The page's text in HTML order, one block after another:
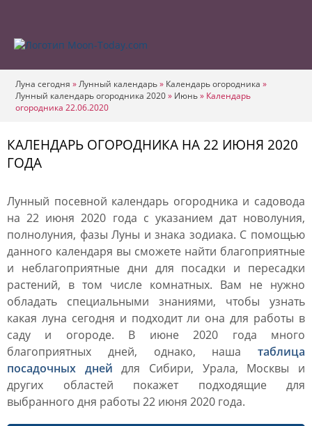
Луна сегодня »Лунный календарь» Календарь огородника »
Лунный календарь огородника 2020» Июнь» Календарь
огородника 22.06.2020
КАЛЕНДАРЬ ОГОРОДНИКА НА 22 ИЮНЯ 2020
ГОДА
Лунный посевной календарь огородника и садовода
на 22 июня 2020 года с указанием дат новолуния,
полнолуния, фазы Луны и знака зодиака. С помощью
данного календаря вы сможете найти благоприятные
и неблагоприятные дни для посадки и пересадки
растений, в том числе комнатных. Вам не нужно
обладать специальными знаниями, чтобы узнать
какая луна сегодня и подходит ли она для работы в
саду и огороде. В июне 2020 года много
благоприятных дней, однако, наша таблица
посадочных дней для Сибири, Урала, Москвы и
других областей покажет подходящие для
выбранного дня работы 22 июня 2020 года.